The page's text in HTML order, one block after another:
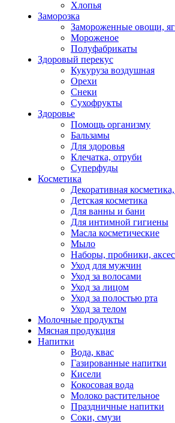
Хлопья
Заморозка
Замороженные овощи,
Мороженое
Полуфабрикаты
Здоровый перекус
Кукуруза воздушная
Орехи
Снеки
Сухофрукты
Здоровье
Помощь организму
Бальзамы
Для здоровья
Клечатка, отруби
Суперфуды
Косметика
Декоративная
Детская косметика
Для ванны и бани
Для интимной гигиены
Масла косметические
Мыло
Наборы, пробники,
Уход для мужчин
Уход за волосами
Уход за лицом
Уход за полостью рта
Уход за телом
Молочные продукты
Мясная продукция
Напитки
Вода, квас
Газированные напитки
Кисели
Кокосовая вода
Молоко растительное
Праздничные напитки
Соки, смузи